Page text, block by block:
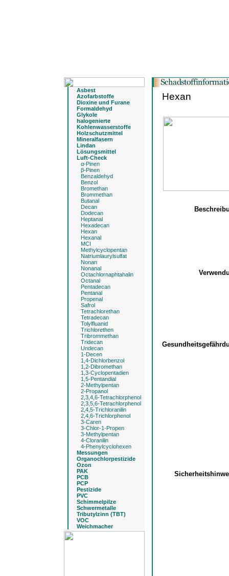
Asbest
Azofarbstoffe
Dioxine und Furane
Formaldehyd
Glykole
halogenierte
Kohlenwasserstoffe
Holzschutzmittel
Mineralfasern
Lindan
Lösungsmittel
Luft-Check
α-Pinen
β-Pinen
Benzaldehyd
Benzol
Bromethan
Brommethan
Butanal
Decan
Dodecan
Heptanal
Hexadecan
Hexan
Hexanal
MCI
Methylcyclopentan
Natriumlaurylsulfat
Nonan
Nonanal
Octachlornaphtahalin
Octanal
Pentadecan
Pentanal
Propenal
Safrol
Tetrachlorethan
Tetradecan
Tolylfluanid
Trichlorethen
Tribrommethan
Tridecan
Undecan
1-Decen
1,4-Dichlorbenzol
1,2-Dibromethan
1,3-Cyclopentadien
1,5-Pentandial
2-Methylpentan
2-Propanol
2,3,4,6-Tetrachlorphenol
2,3,5,6-Tetrachlorphenol
2,4,5-Trichloranilin
2,4,6-Trichlorphenol
3-Caren
3-Chlor-1-Propen
3-Methylpentan
4-Cloranilin
4-Phenylcyclohexen
Messungen
Organochlorpestizide
Ozon
PAK
PCB
PCP
Pestizide
PVC
Schimmelpilze
Schwermetalle
Tributylzinn (TBT)
VOC
Weichmacher
Hexan